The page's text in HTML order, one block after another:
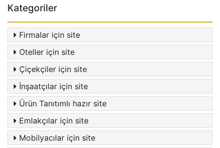
Kategoriler
Firmalar için site
Oteller için site
Çiçekçiler için site
İnşaatçılar için site
Ürün Tanıtımlı hazır site
Emlakçılar için site
Mobilyacılar için site